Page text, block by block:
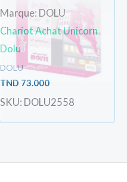
Marque: DOLU
Chariot Achat Unicorn
Dolu
DOLU
TND 73.000
SKU: DOLU2558